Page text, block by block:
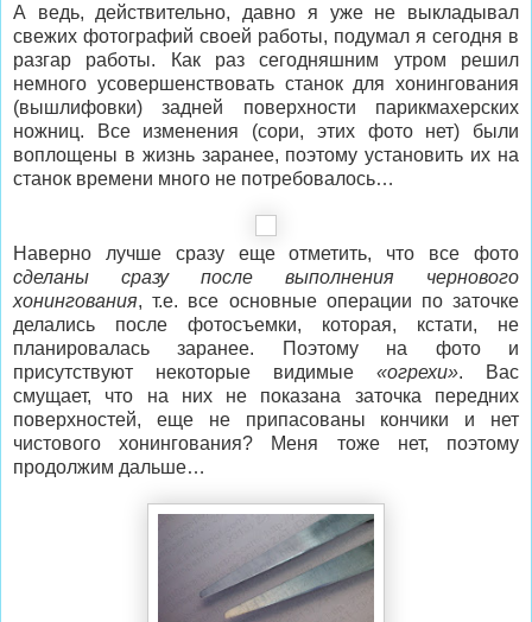
А ведь, действительно, давно я уже не выкладывал
свежих фотографий своей работы, подумал я сегодня в
разгар работы. Как раз сегодняшним утром решил
немного усовершенствовать станок для хонингования
(вышлифовки) задней поверхности парикмахерских
ножниц. Все изменения (сори, этих фото нет) были
воплощены в жизнь заранее, поэтому установить их на
станок времени много не потребовалось…
Наверно лучше сразу еще отметить, что все фото
сделаны сразу после выполнения чернового
хонингования, т.е. все основные операции по заточке
делались после фотосъемки, которая, кстати, не
планировалась заранее. Поэтому на фото и
присутствуют некоторые видимые «огрехи». Вас
смущает, что на них не показана заточка передних
поверхностей, еще не припасованы кончики и нет
чистового хонингования? Меня тоже нет, поэтому
продолжим дальше…